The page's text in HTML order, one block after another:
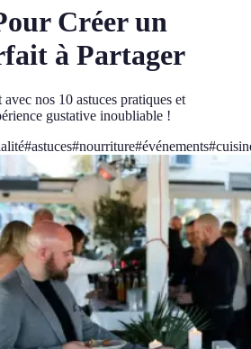
Créer un
à Partager
nos 10 astuces pratiques et
gustative inoubliable !
#astuces#nourriture#événements#